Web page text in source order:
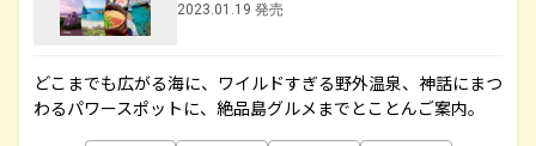
2023.01.19 発売
どこまでも広がる海に、ワイルドすぎる野外温泉、神話にまつ
わるパワースポットに、絶品島グルメまでとことんご案内。